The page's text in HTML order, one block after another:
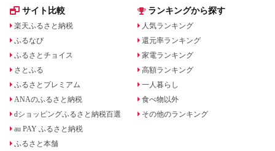
サイト比較
楽天ふるさと納税
ふるなび
ふるさとチョイス
さとふる
ふるさとプレミアム
ANAのふるさと納税
dショッピングふるさと納税百選
au PAY ふるさと納税
ふるさと本舗
ランキングから探す
人気ランキング
還元率ランキング
家電ランキング
高額ランキング
一人暮らし
食べ物以外
その他のランキング